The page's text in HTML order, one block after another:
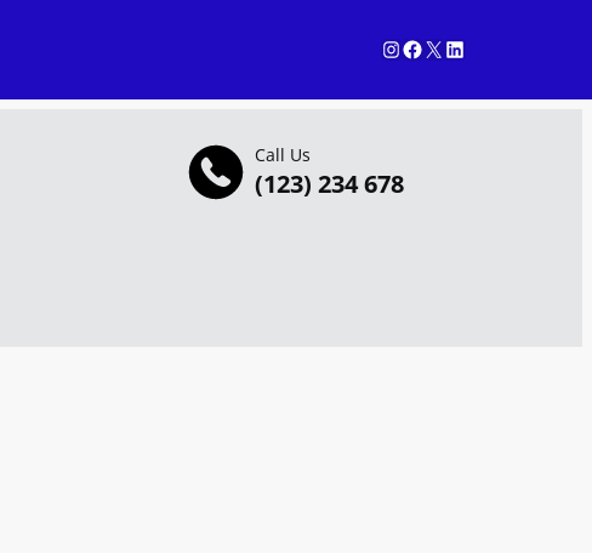
Call Us
(123) 234 678
InstagramFacebook X LinkedIn